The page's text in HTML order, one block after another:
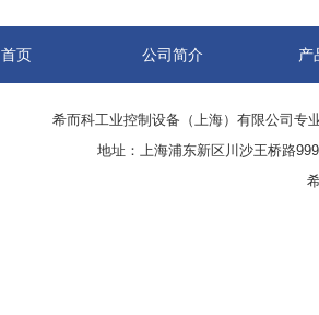
首页 公司简介 产
希而科工业控制设备（上海）有限公司专
地址：上海浦东新区川沙王桥路